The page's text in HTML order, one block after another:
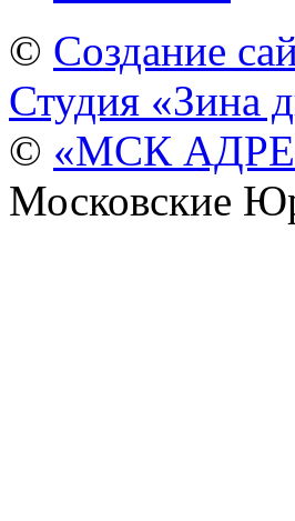
© Создание
Студия «Зина
© «МСК
Московские